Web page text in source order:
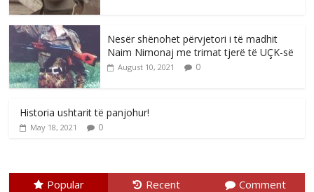
Nesër shënohet përvjetori i të madhit
Naim Nimonaj me trimat tjerë të UÇK-së
August 10, 2021 0
Historia ushtarit të panjohur!
May 18, 2021 0
Popular Recent Comment